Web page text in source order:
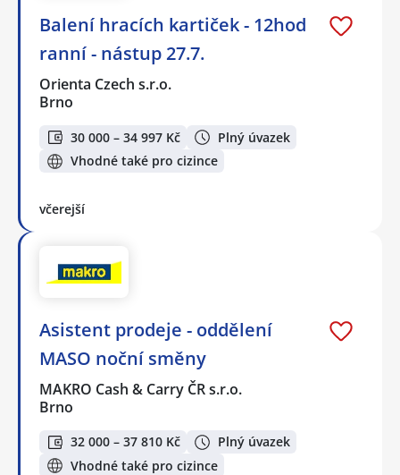
Balení hracích kartiček - 12hod
ranní - nástup 27.7.
Orienta Czech s.r.o.
Brno
30 000 – 34 997 Kč
Plný úvazek
Vhodné také pro cizince
včerejší
Asistent prodeje - oddělení
MASO noční směny
MAKRO Cash & Carry ČR s.r.o.
Brno
32 000 – 37 810 Kč
Plný úvazek
Vhodné také pro cizince